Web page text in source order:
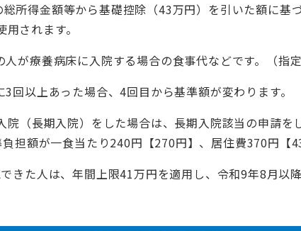
所得金額等から基礎控除（43万円）を引いた額に
されます。
が療養病床に入院する場合の食事代などです。（指
回以上あった場合、4回目から基準額が変わります。
院（長期入院）をした場合は、長期入院該当の申請
担額が一食当たり240円【270円】、居住費370円【
きた人は、年間上限41万円を適用し、令和9年8月以